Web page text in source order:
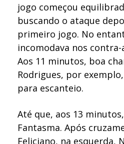
jogo começou
buscando o ataque
primeiro jogo. No
incomodava nos
Aos 11 minutos, boa
Rodrigues, por
para escanteio.
Até que, aos 13
Fantasma. Após
Feliciano, na esquerda,